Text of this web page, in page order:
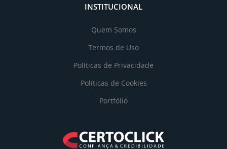
INSTITUCIONAL
Quem Somos
Termos de Uso
Políticas de Privacidade
Políticas de Cookies
Portfólio